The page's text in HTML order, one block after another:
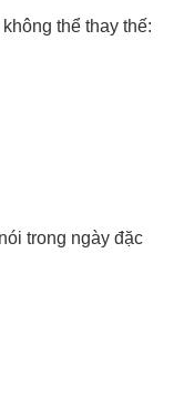
thể thay thế:
trong ngày đặc